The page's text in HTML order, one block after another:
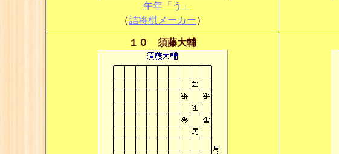
午年「う」
（詰将棋メーカー）
１０ 須藤大輔